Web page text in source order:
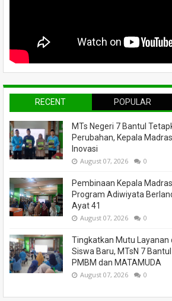
RECENT POPULAR
MTs Negeri 7 Bantul
Perubahan, Kepala
Inovasi
August 07, 2026 0
Pembinaan Kepala
Program Adiwiyata
Ayat 41
August 07, 2026 0
Tingkatkan Mutu Layanan
Siswa Baru, MTsN 7
PMBM dan MATAMUDA
August 07, 2026 0